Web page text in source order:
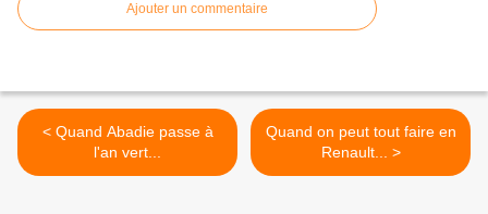
Ajouter un commentaire
< Quand Abadie passe à
l'an vert...
Quand on peut tout faire en
Renault... >